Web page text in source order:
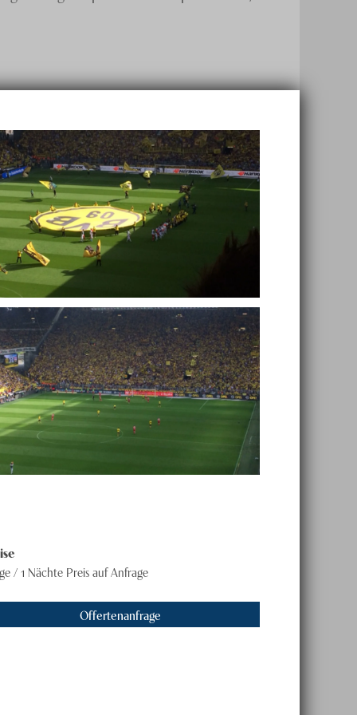
/ 1 Nächte Preis auf Anfrage
Offertenanfrage